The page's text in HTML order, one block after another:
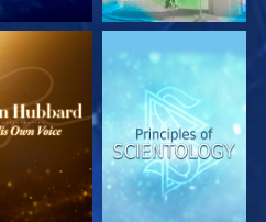
DE SERIE VERKEN DE SERIE